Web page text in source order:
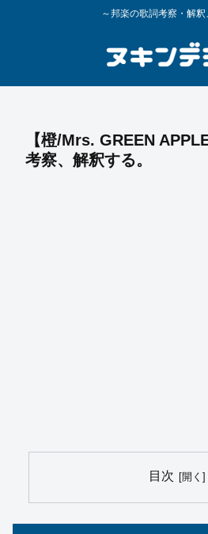
～邦楽の歌詞考察・解釈
【橙/Mrs. GREEN
考察、解釈する。
目次